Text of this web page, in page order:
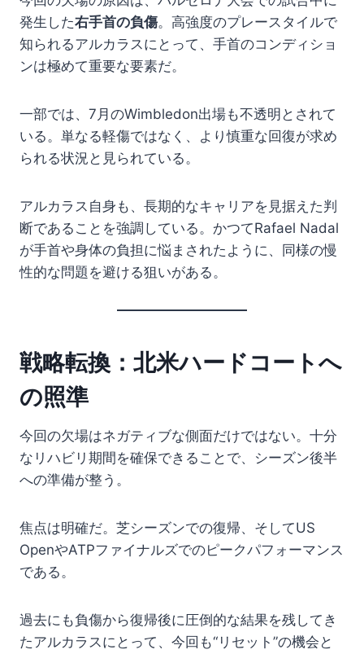
発生した右手首の負傷。高強度のプレースタイルで
知られるアルカラスにとって、手首のコンディショ
ンは極めて重要な要素だ。
一部では、7月のWimbledon出場も不透明とされて
いる。単なる軽傷ではなく、より慎重な回復が求め
られる状況と見られている。
アルカラス自身も、長期的なキャリアを見据えた判
断であることを強調している。かつてRafael Nadal
が手首や身体の負担に悩まされたように、同様の慢
性的な問題を避ける狙いがある。
戦略転換：北米ハードコートへ
の照準
今回の欠場はネガティブな側面だけではない。十分
なリハビリ期間を確保できることで、シーズン後半
への準備が整う。
焦点は明確だ。芝シーズンでの復帰、そしてUS
OpenやATPファイナルズでのピークパフォーマンス
である。
過去にも負傷から復帰後に圧倒的な結果を残してき
たアルカラスにとって、今回も“リセット”の機会と